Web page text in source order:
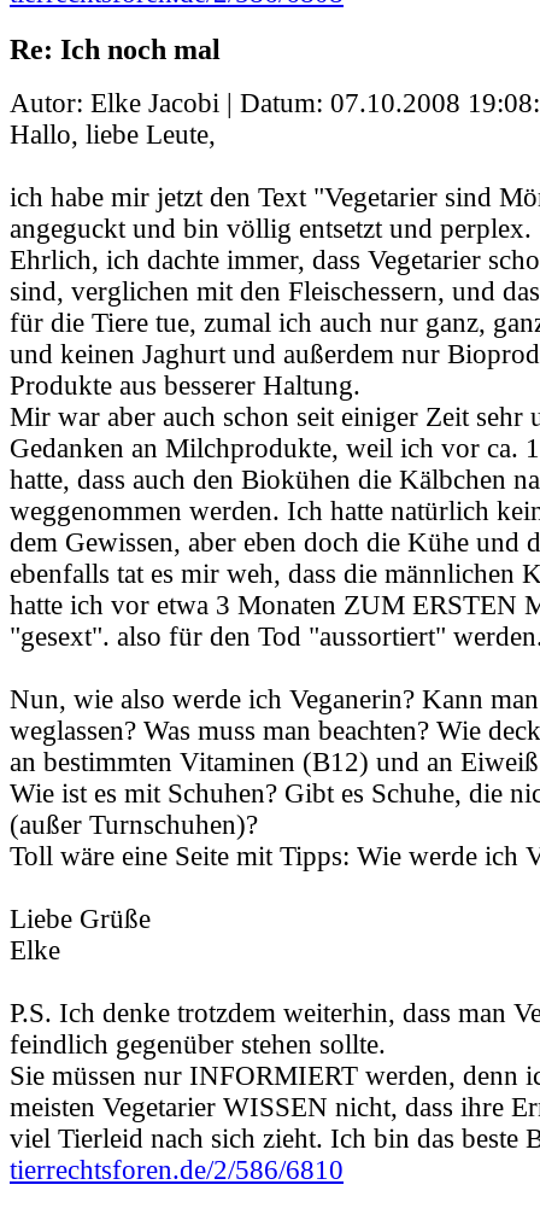
Re: Ich noch mal
Autor: Elke Jacobi | Datum: 07.10.2008
Hallo, liebe Leute,
ich habe mir jetzt den Text "Vegetarier sind
angeguckt und bin völlig entsetzt und perplex.
Ehrlich, ich dachte immer, dass Vegetarier
sind, verglichen mit den Fleischessern, und
für die Tiere tue, zumal ich auch nur ganz,
und keinen Jaghurt und außerdem nur
Produkte aus besserer Haltung.
Mir war aber auch schon seit einiger Zeit sehr
Gedanken an Milchprodukte, weil ich vor ca.
hatte, dass auch den Biokühen die Kälbchen
weggenommen werden. Ich hatte natürlich
dem Gewissen, aber eben doch die Kühe und
ebenfalls tat es mir weh, dass die männlichen
hatte ich vor etwa 3 Monaten ZUM ERSTEN
"gesext". also für den Tod "aussortiert"
Nun, wie also werde ich Veganerin? Kann
weglassen? Was muss man beachten? Wie
an bestimmten Vitaminen (B12) und an
Wie ist es mit Schuhen? Gibt es Schuhe, die
(außer Turnschuhen)?
Toll wäre eine Seite mit Tipps: Wie werde ich
Liebe Grüße
Elke
P.S. Ich denke trotzdem weiterhin, dass man
feindlich gegenüber stehen sollte.
Sie müssen nur INFORMIERT werden, denn
meisten Vegetarier WISSEN nicht, dass ihre
viel Tierleid nach sich zieht. Ich bin das beste
tierrechtsforen.de/2/586/6810